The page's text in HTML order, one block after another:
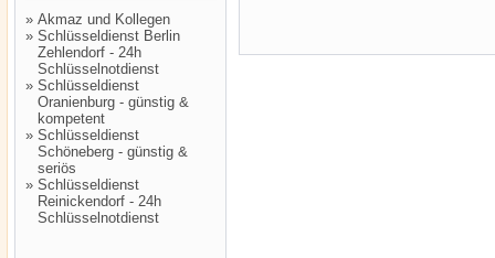
» Akmaz und Kollegen
» Schlüsseldienst Berlin
Zehlendorf - 24h
Schlüsselnotdienst
» Schlüsseldienst
Oranienburg - günstig &
kompetent
» Schlüsseldienst
Schöneberg - günstig &
seriös
» Schlüsseldienst
Reinickendorf - 24h
Schlüsselnotdienst